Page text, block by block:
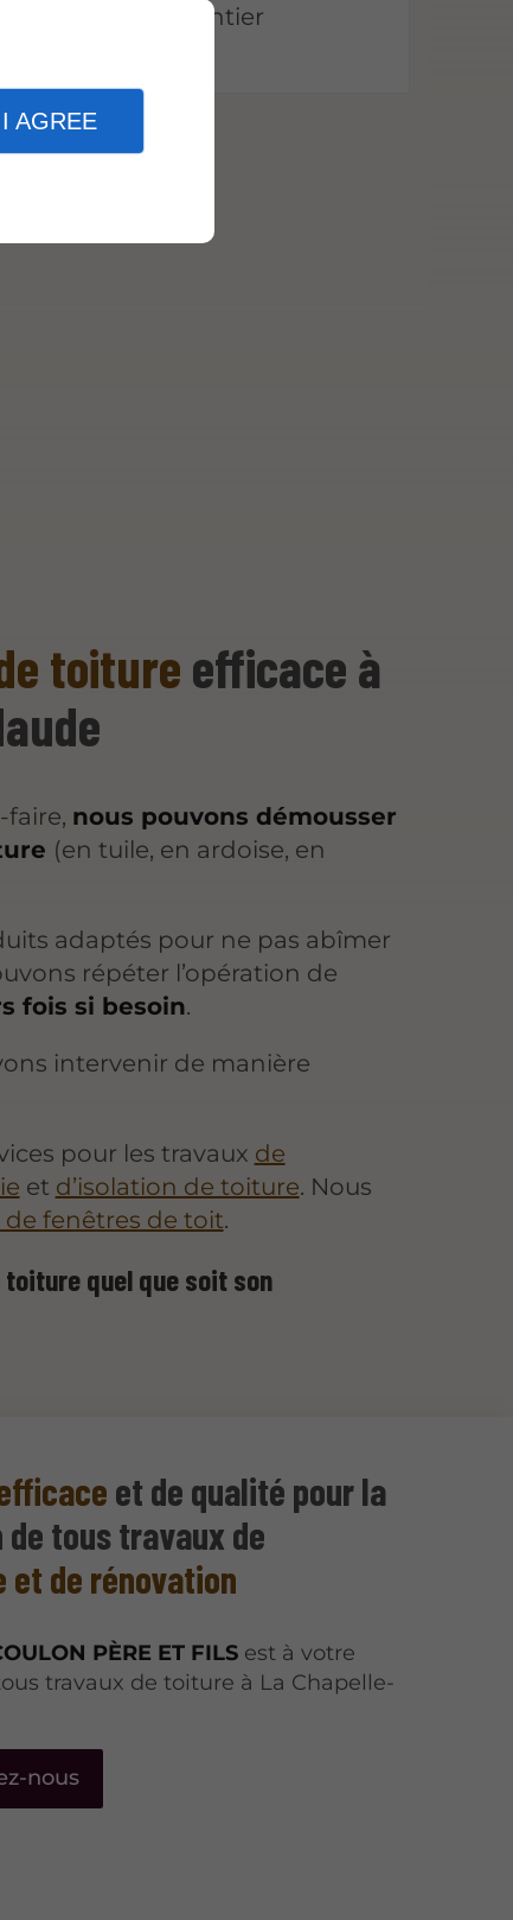
I AGREE
Suivi du chantier
toiture efficace à
faire, nous pouvons démousser
(en tuile, en ardoise, en
adaptés pour ne pas abîmer
répéter l’opération de
fois si besoin.
intervenir de manière
pour les travaux de
et d’isolation de toiture. Nous
de fenêtres de toit.
quel que soit son
et de qualité pour la
tous travaux de
et de rénovation
PÈRE ET FILS est à votre
travaux de toiture à La Chapelle-
nous